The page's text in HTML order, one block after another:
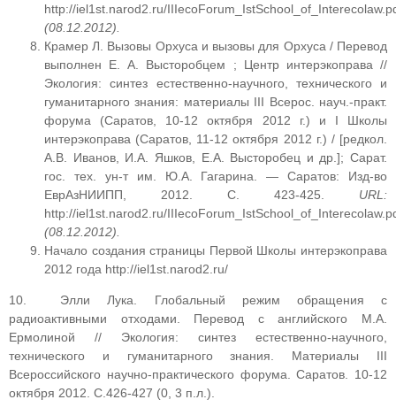
http://iel1st.narod2.ru/
(08.12.2012).
Крамер Л. Вызовы Орхуса и вызовы для Орхуса / Перевод
выполнен Е. А. Высторобцем ; Центр интерэкоправа //
Экология: синтез естественно-научного, технического и
гуманитарного знания: материалы III Всерос. науч.-практ.
форума (Саратов, 10-12 октября 2012 г.) и I Школы
интерэкоправа (Саратов, 11-12 октября 2012 г.) / [редкол.
А.В. Иванов, И.А. Яшков, Е.А. Высторобец и др.]; Сарат.
гос. тех. ун-т им. Ю.А. Гагарина. — Саратов: Изд-во
ЕврАзНИИПП, 2012. С. 423-425. URL :
http://iel1st.narod2.ru/
(08.12.2012).
Начало создания страницы Первой Школы интерэкоправа
2012 года http://iel1st.narod2.ru/
10. Элли Лука. Глобальный режим обращения с
радиоактивными отходами. Перевод с английского М.А.
Ермолиной // Экология: синтез естественно-научного,
технического и гуманитарного знания. Материалы III
Всероссийского научно-практического форума. Саратов. 10-12
октября 2012. С.426-427 (0, 3 п.л.).